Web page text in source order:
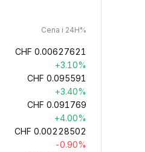
Cena i 24H%
CHF 0.00627621
+3.10%
CHF 0.095591
+3.40%
CHF 0.091769
+4.00%
CHF 0.00228502
-0.90%